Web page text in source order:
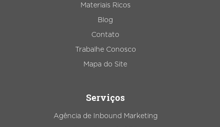
Materiais Ricos
Blog
Contato
Trabalhe Conosco
Mapa do Site
Serviços
Agência de Inbound Marketing